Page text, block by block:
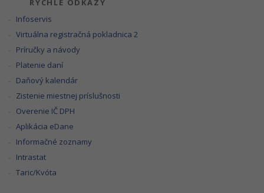
RÝCHLE ODKAZY
Infoservis
Virtuálna registračná pokladnica 2
Príručky a návody
Platenie daní
Daňový kalendár
Zistenie miestnej príslušnosti
Overenie IČ DPH
Aplikácia eDane
Informačné zoznamy
Intrastat
Taric/Kvóta